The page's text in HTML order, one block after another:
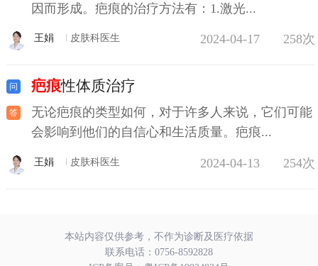
因而形成。疤痕的治疗方法有：1.激光...
王娟 皮肤科医生 2024-04-17 258次
疤痕性体质治疗
无论疤痕的类型如何，对于许多人来说，它们可能
会影响到他们的自信心和生活质量。疤痕...
王娟 皮肤科医生 2024-04-13 254次
本站内容仅供参考，不作为诊断及医疗依据
联系电话： 0756-8592828